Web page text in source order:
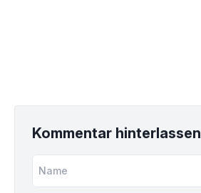
Kommentar hinterlassen